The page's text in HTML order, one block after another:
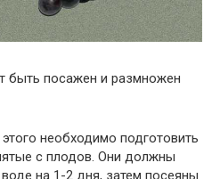
быть посажен и размножен
необходимо подготовить
с плодов. Они должны
на 1-2 дня, затем посеяны